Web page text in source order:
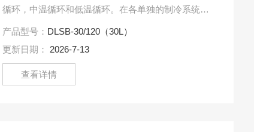
循环，中温循环和低温循环。在各单独的制冷系统中
低温循环中采用低温制.....
产品型号： DLSB-30/120（30L）
更新日期：
2026-7-13
查看详情